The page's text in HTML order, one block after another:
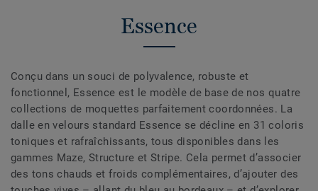
Essence
Conçu dans un souci de polyvalence, robuste et
fonctionnel, Essence est le modèle de base de nos quatre
collections de moquettes parfaitement coordonnées. La
dalle en velours standard Essence se décline en 31 coloris
toniques et rafraîchissants, tous disponibles dans les
gammes Maze, Structure et Stripe. Cela permet d’associer
des tons chauds et froids complémentaires, d’ajouter des